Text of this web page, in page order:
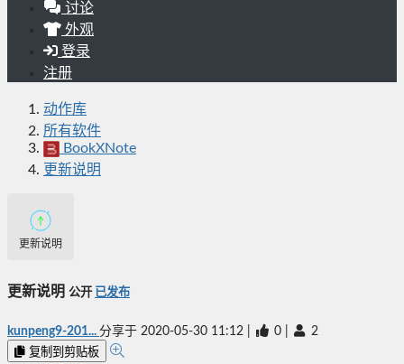
讨论
外观
登录
注册
动作库
所有软件
BookXNote
更新说明
更新说明
更新说明 公开 已发布
kunpeng9-201... 分享于 2020-05-30 11:12 0 2
复制到剪贴板